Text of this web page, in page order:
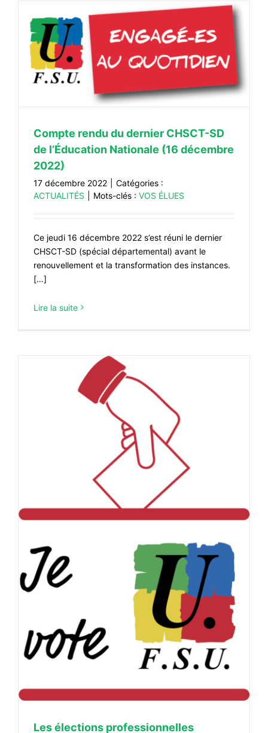
Compte rendu du dernier CHSCT-SD
de l’Éducation Nationale (16 décembre
2022)
17 décembre 2022
Catégories :
ACTUALITÉS
Mots-clés : VOS ÉLUES
Ce jeudi 16 décembre 2022 s’est réuni le dernier
CHSCT-SD (spécial départemental) avant le
renouvellement et la transformation des instances.
[…]
Lire la suite
Les élections professionnelles